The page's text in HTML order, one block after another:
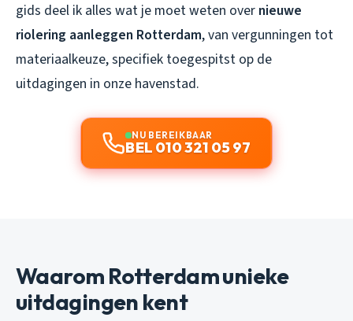
gids deel ik alles wat je moet weten over nieuwe
riolering aanleggen Rotterdam, van vergunningen tot
materiaalkeuze, specifiek toegespitst op de
uitdagingen in onze havenstad.
NU BEREIKBAAR
BEL 010 321 05 97
Waarom Rotterdam unieke
uitdagingen kent